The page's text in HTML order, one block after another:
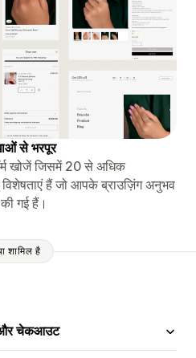
से भरपूर
खोजें जिसमें 20 से अधिक
हैं जो आपके ब्राउज़िंग अनुभव
गई हैं।
शामिल है
और चेकआउट